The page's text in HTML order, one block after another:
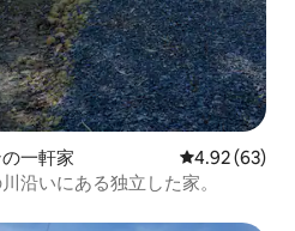
一軒家 レビュー63
4.92 (63)
沿いにある独立した家。